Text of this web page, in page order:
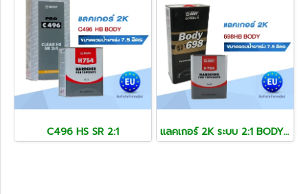
C496 HS SR 2:1 แลคเกอร์ 2K ระบบ 2:1 BODY 698 HS SR 2:1